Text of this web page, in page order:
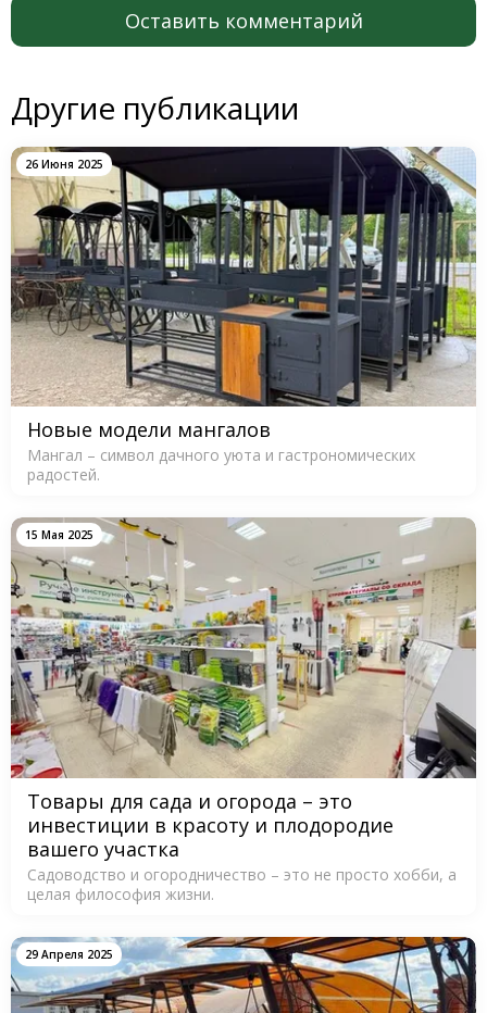
Оставить комментарий
Другие публикации
26 Июня 2025
Новые модели мангалов
Мангал – символ дачного уюта и гастрономических
радостей.
15 Мая 2025
Товары для сада и огорода – это
инвестиции в красоту и плодородие
вашего участка
Садоводство и огородничество – это не просто хобби, а
целая философия жизни.
29 Апреля 2025